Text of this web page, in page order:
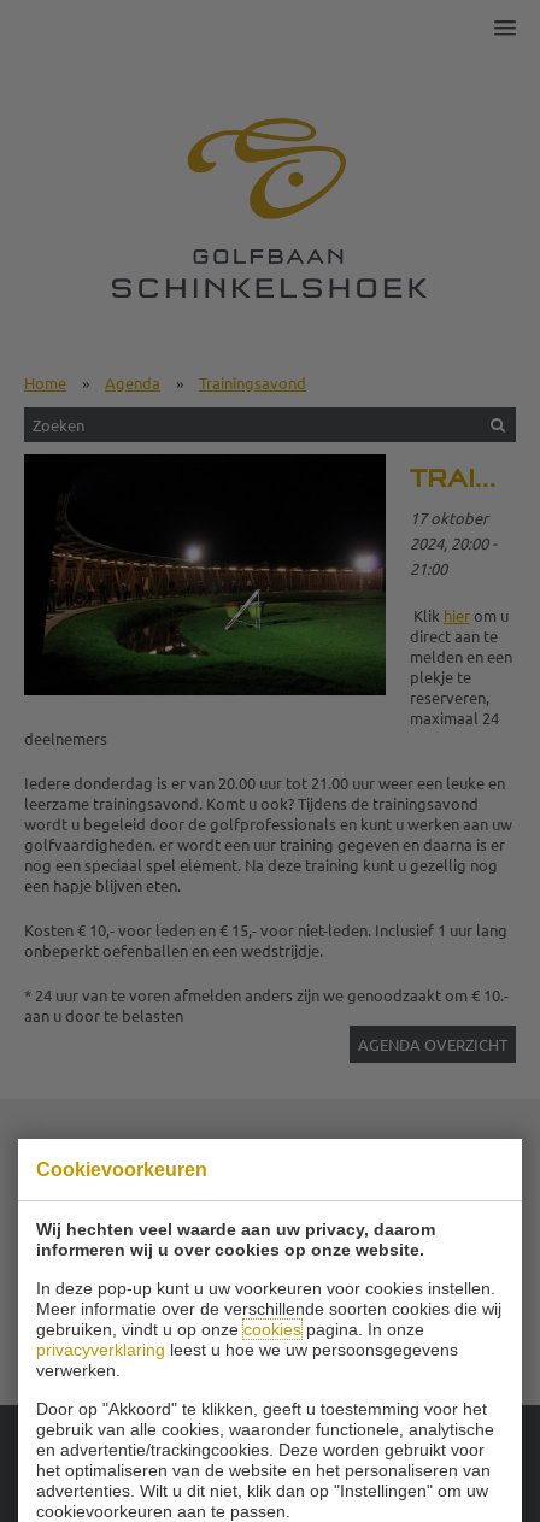
Cookievoorkeuren
Wij hechten veel waarde aan uw privacy, daarom
informeren wij u over cookies op onze website.
In deze pop-up kunt u uw voorkeuren voor cookies instellen.
Meer informatie over de verschillende soorten cookies die wij
gebruiken, vindt u op onzecookiespagina. In onze
privacyverklaring leest u hoe we uw persoonsgegevens
verwerken.
Door op "Akkoord" te klikken, geeft u toestemming voor het
gebruik van alle cookies, waaronder functionele, analytische
en advertentie/trackingcookies. Deze worden gebruikt voor
het optimaliseren van de website en het personaliseren van
advertenties. Wilt u dit niet, klik dan op "Instellingen" om uw
cookievoorkeuren aan te passen.
Home » Agenda » Trainingsavond
TRAININGSAVOND
17 oktober
2024, 20:00 -
21:00
Klik hierom u
direct aan te
melden en een
plekje te
reserveren,
maximaal 24
deelnemers
Iedere donderdag is er van 20.00 uur tot 21.00 uur weer een leuke en
leerzame trainingsavond. Komt u ook? Tijdens de trainingsavond
wordt u begeleid door de golfprofessionals en kunt u werken aan uw
golfvaardigheden. er wordt een uur training gegeven en daarna is er
nog een speciaal spel element. Na deze training kunt u gezellig nog
een hapje blijven eten.
Kosten € 10,- voor leden en € 15,- voor niet-leden. Inclusief 1 uur lang
onbeperkt oefenballen en een wedstrijdje.
* 24 uur van te voren afmelden anders zijn we genoodzaakt om € 10.-
aan u door te belasten
AGENDA OVERZICHT
© 2026 Golfbaan Schinkelshoek
Zuidbuurt 79 - 3132 KA Vlaardingen|
010 - 460 21 39
Email info@golfbaanschinkelshoek.nl
Onze sponsoren: